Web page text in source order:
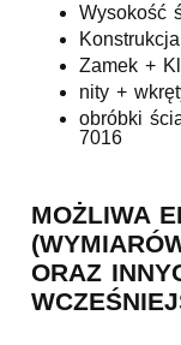
Wysokość
Zamek +
nity +
obróbki
7016
MOŻLIWA
ORAZ